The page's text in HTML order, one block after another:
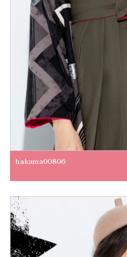
hakama00806